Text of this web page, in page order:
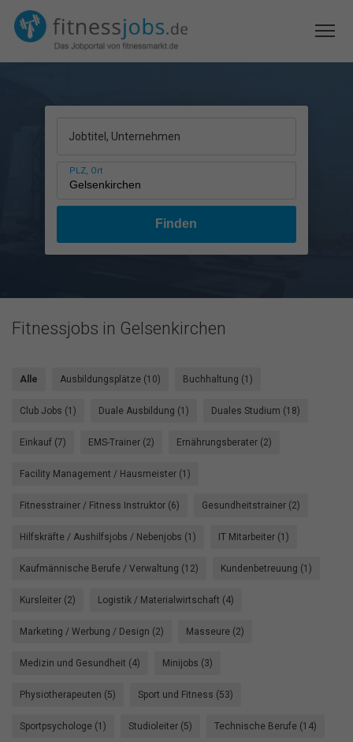
Jobtitel, Unternehmen
PLZ, Ort
Fitnessjobs in Gelsenkirchen
Alle Ausbildungsplätze (10) Buchhaltung (1)
Club Jobs (1) Duale Ausbildung (1) Duales Studium (18)
Einkauf (7) EMS-Trainer (2) Ernährungsberater (2)
Facility Management / Hausmeister (1)
Fitnesstrainer / Fitness Instruktor (6) Gesundheitstrainer (2)
Hilfskräfte / Aushilfsjobs / Nebenjobs (1) IT Mitarbeiter (1)
Kaufmännische Berufe / Verwaltung (12) Kundenbetreuung (1)
Kursleiter (2) Logistik / Materialwirtschaft (4)
Marketing / Werbung / Design (2) Masseure (2)
Medizin und Gesundheit (4) Minijobs (3)
Physiotherapeuten (5) Sport und Fitness (53)
Sportpsychologe (1) Studioleiter (5) Technische Berufe (14)